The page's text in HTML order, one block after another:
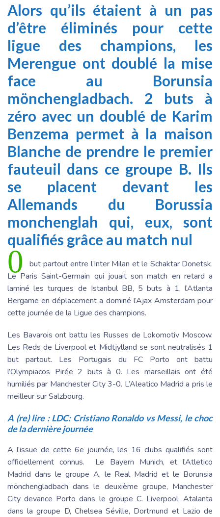
Alors qu’ils étaient à un pas
d’être éliminés pour cette
ligue des champions, les
Merengue ont doublé la mise
face au Borunsia
mönchengladbach. 2 buts à
zéro avec un doublé de Karim
Benzema permet à la maison
Blanche de prendre le premier
fauteuil dans ce groupe B. Ils
se placent devant les
Allemands du Borussia
monchenglah qui, eux, sont
qualifiés grâce au match nul
0
but partout entre l’Inter Milan et le Schaktar Donetsk.
Le Paris Saint-Germain qui jouait son match en retard a
laminé les turques de Istanbul BB, 5 buts à 1. l’Atlanta
Bergame en déplacement a dominé l’Ajax Amsterdam pour
cette journée de la Ligue des champions.
Les Bavarois ont battu les Russes de Lokomotiv Moscow.
Les Reds de Liverpool et Midtjylland se sont neutralisés 1
but partout. Les Portugais du FC Porto ont battu
l’Olympiacos Pirée 2 buts à 0. Les marseillais ont été
humiliés par Manchester City 3-0. L’Aleatico Madrid a pris le
meilleur sur Salzbourg.
A (re) lire :LDC: Cristiano Ronaldo vs Messi, le choc
de la dernière journée
A l’issue de cette 6e journée, les 16 clubs qualifiés sont
officiellement connus. Le Bayern Munich, et l’Atletico
Madrid dans le groupe A, le Real Madrid et le Borunsia
mönchengladbach dans le deuxième groupe, Manchester
City devance Porto dans le groupe C. Liverpool, Atalanta
dans la groupe D, Chelsea Séville, Dortmund et Lazio de